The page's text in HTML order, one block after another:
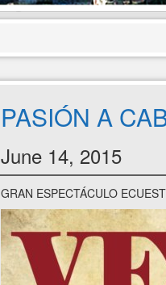
PASIÓN A
June 14, 2015
GRAN ESPECTÁCULO